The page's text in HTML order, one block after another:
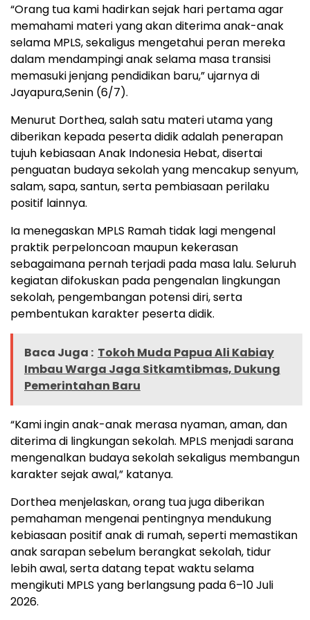
“Orang tua kami hadirkan sejak hari pertama agar
memahami materi yang akan diterima anak-anak
selama MPLS, sekaligus mengetahui peran mereka
dalam mendampingi anak selama masa transisi
memasuki jenjang pendidikan baru,” ujarnya di
Jayapura,Senin (6/7).
Menurut Dorthea, salah satu materi utama yang
diberikan kepada peserta didik adalah penerapan
tujuh kebiasaan Anak Indonesia Hebat, disertai
penguatan budaya sekolah yang mencakup senyum,
salam, sapa, santun, serta pembiasaan perilaku
positif lainnya.
Ia menegaskan MPLS Ramah tidak lagi mengenal
praktik perpeloncoan maupun kekerasan
sebagaimana pernah terjadi pada masa lalu. Seluruh
kegiatan difokuskan pada pengenalan lingkungan
sekolah, pengembangan potensi diri, serta
pembentukan karakter peserta didik.
Baca Juga : Tokoh Muda Papua Ali Kabiay
Imbau Warga Jaga Sitkamtibmas, Dukung
Pemerintahan Baru
“Kami ingin anak-anak merasa nyaman, aman, dan
diterima di lingkungan sekolah. MPLS menjadi sarana
mengenalkan budaya sekolah sekaligus membangun
karakter sejak awal,” katanya.
Dorthea menjelaskan, orang tua juga diberikan
pemahaman mengenai pentingnya mendukung
kebiasaan positif anak di rumah, seperti memastikan
anak sarapan sebelum berangkat sekolah, tidur
lebih awal, serta datang tepat waktu selama
mengikuti MPLS yang berlangsung pada 6–10 Juli
2026.